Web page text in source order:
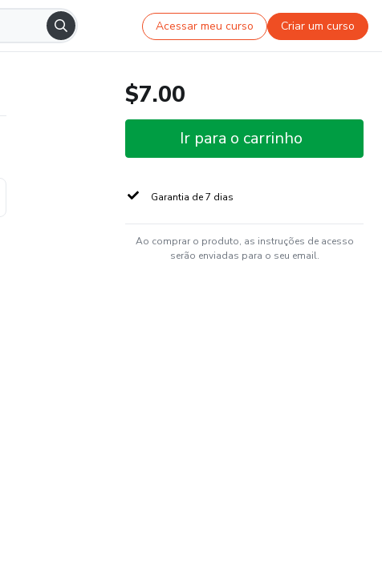
Acessar meu curso Criar um curso
$7.00
Ir para o carrinho
Garantia de 7 dias
Ao comprar o produto, as instruções de acesso
serão enviadas para o seu email.